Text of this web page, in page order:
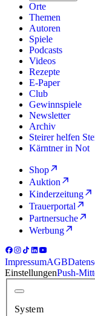
Orte
Themen
Autoren
Spiele
Podcasts
Videos
Rezepte
E-Paper
Club
Gewinnspiele
Newsletter
Archiv
Steirer helfen
Kärntner in Not
Shop
Auktion
Kinderzeitung
Trauerportal
Partnersuche
Werbung
ImpressumAGB
EinstellungenPush-
System